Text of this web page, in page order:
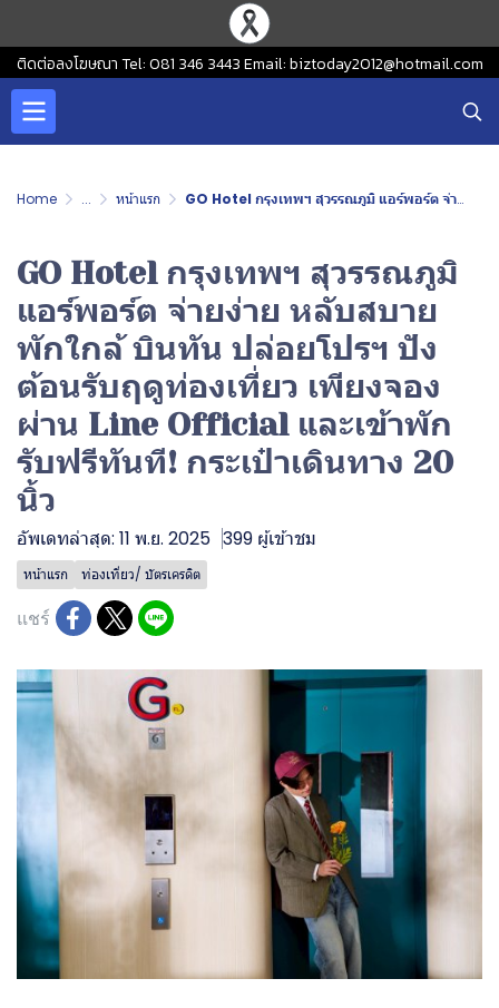
ติดต่อลงโฆษณา Tel: 081 346 3443 Email: biztoday2012@hotmail.com
Home ... หน้าแรก GO Hotel กรุงเทพฯ สุวรรณภูมิ แอร์พอร์ต จ่ายง่าย หลับสบาย พักใกล้ บินทัน ปล่อยโปรฯ ปัง ต้อนรับฤดูท่องเที่ยว เพียงจองผ่าน Line Official และเข้าพัก รับฟรีทันที! กระเป๋าเดินทาง 20 นิ้ว
GO Hotel กรุงเทพฯ สุวรรณภูมิ
แอร์พอร์ต จ่ายง่าย หลับสบาย
พักใกล้ บินทัน ปล่อยโปรฯ ปัง
ต้อนรับฤดูท่องเที่ยว เพียงจอง
ผ่าน Line Official และเข้าพัก
รับฟรีทันที! กระเป๋าเดินทาง 20
นิ้ว
อัพเดทล่าสุด: 11 พ.ย. 2025 399 ผู้เข้าชม
หน้าแรก ท่องเที่ยว/ บัตรเครดิต
แชร์